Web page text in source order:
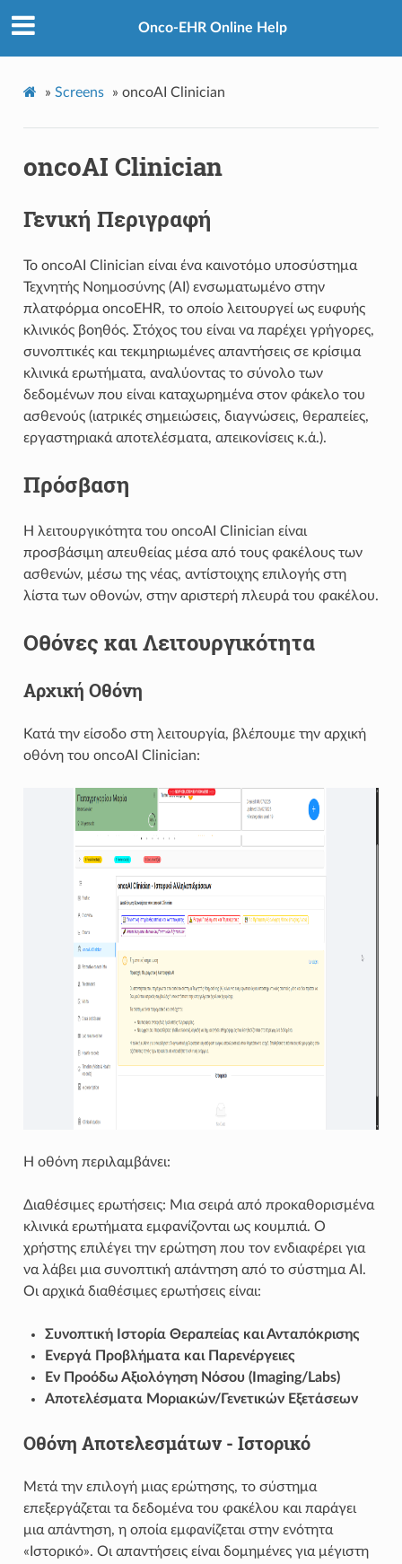
Onco-EHR Online Help
» Screens » oncoAI Clinician
oncoAI Clinician
Γενική Περιγραφή
Το oncoAI Clinician είναι ένα καινοτόμο υποσύστημα
Τεχνητής Νοημοσύνης (AI) ενσωματωμένο στην
πλατφόρμα oncoEHR, το οποίο λειτουργεί ως ευφυής
κλινικός βοηθός. Στόχος του είναι να παρέχει γρήγορες,
συνοπτικές και τεκμηριωμένες απαντήσεις σε κρίσιμα
κλινικά ερωτήματα, αναλύοντας το σύνολο των
δεδομένων που είναι καταχωρημένα στον φάκελο του
ασθενούς (ιατρικές σημειώσεις, διαγνώσεις, θεραπείες,
εργαστηριακά αποτελέσματα, απεικονίσεις κ.ά.).
Πρόσβαση
Η λειτουργικότητα του oncoAI Clinician είναι
προσβάσιμη απευθείας μέσα από τους φακέλους των
ασθενών, μέσω της νέας, αντίστοιχης επιλογής στη
λίστα των οθονών, στην αριστερή πλευρά του φακέλου.
Οθόνες και Λειτουργικότητα
Αρχική Οθόνη
Κατά την είσοδο στη λειτουργία, βλέπουμε την αρχική
οθόνη του oncoAI Clinician:
Η οθόνη περιλαμβάνει:
Διαθέσιμες ερωτήσεις: Μια σειρά από προκαθορισμένα
κλινικά ερωτήματα εμφανίζονται ως κουμπιά. Ο
χρήστης επιλέγει την ερώτηση που τον ενδιαφέρει για
να λάβει μια συνοπτική απάντηση από το σύστημα AI.
Οι αρχικά διαθέσιμες ερωτήσεις είναι:
Συνοπτική Ιστορία Θεραπείας και Ανταπόκρισης
Ενεργά Προβλήματα και Παρενέργειες
Εν Προόδω Αξιολόγηση Νόσου (Imaging/Labs)
Αποτελέσματα Μοριακών/Γενετικών Εξετάσεων
Οθόνη Αποτελεσμάτων - Ιστορικό
Μετά την επιλογή μιας ερώτησης, το σύστημα
επεξεργάζεται τα δεδομένα του φακέλου και παράγει
μια απάντηση, η οποία εμφανίζεται στην ενότητα
«Ιστορικό». Οι απαντήσεις είναι δομημένες για μέγιστη